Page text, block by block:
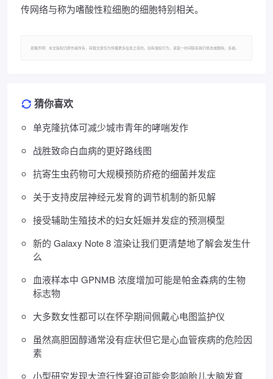
传网络与称为嗜酸性粒细胞的细胞特别相关。
郑重声明：本文版权归原作者所有，转载文章仅为传播更多信息之目的，如有侵权行为，请第一时间联系我们修改或删除，多谢。
猜你喜欢
单克隆抗体可减少城市青年的哮喘发作
战胜致命白血病的更好路线图
抗寄生虫药物可大规模预防疥疮的细菌并发症
关于支持皮层神经元发育的调节机制的新见解
接受辅助生殖技术的妇女妊娠并发症的预测模型
新的 Galaxy Note 8 渲染让我们更清楚地了解会发生什
么
血液样本中 GPNMB 浓度增加可能是帕金森病的生物
标志物
大多数女性都可以在怀孕期间佩戴心电图监护仪
虽然高胆固醇通常没有症状但它是心血管疾病的危险因
素
小型研究发现大流行性窘迫可能会影响胎儿大脑发育